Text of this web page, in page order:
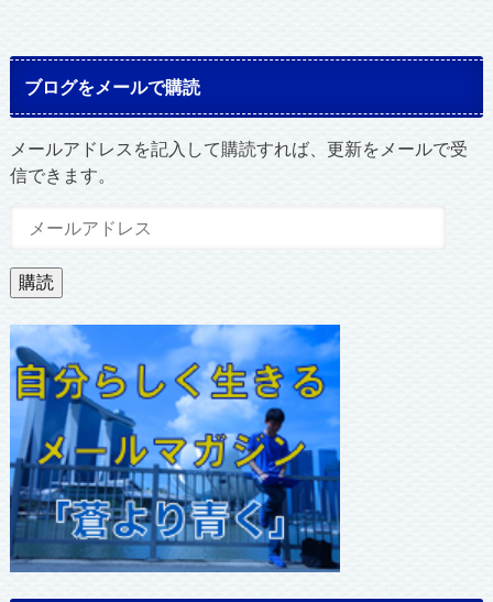
ブログをメールで購読
メールアドレスを記入して購読すれば、更新をメールで受
信できます。
ル
ア
ド
レ
ス
購読